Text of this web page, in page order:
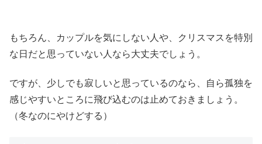
もちろん、カップルを気にしない人や、クリスマスを特別
な日だと思っていない人なら大丈夫でしょう。
ですが、少しでも寂しいと思っているのなら、自ら孤独を
感じやすいところに飛び込むのは止めておきましょう。
（冬なのにやけどする）